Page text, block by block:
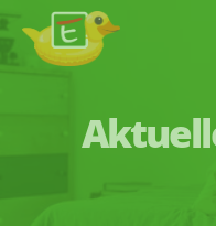
Zum Hauptinhalt